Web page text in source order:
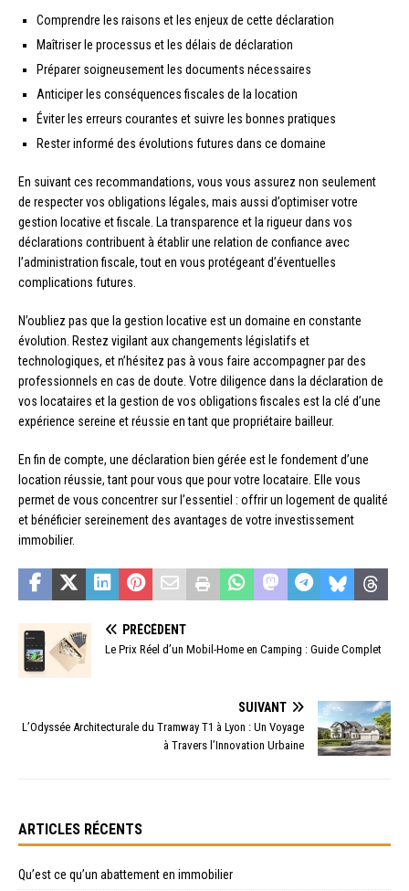
Comprendre les raisons et les enjeux de cette déclaration
Maîtriser le processus et les délais de déclaration
Préparer soigneusement les documents nécessaires
Anticiper les conséquences fiscales de la location
Éviter les erreurs courantes et suivre les bonnes pratiques
Rester informé des évolutions futures dans ce domaine
En suivant ces recommandations, vous vous assurez non seulement
de respecter vos obligations légales, mais aussi d’optimiser votre
gestion locative et fiscale. La transparence et la rigueur dans vos
déclarations contribuent à établir une relation de confiance avec
l’administration fiscale, tout en vous protégeant d’éventuelles
complications futures.
N’oubliez pas que la gestion locative est un domaine en constante
évolution. Restez vigilant aux changements législatifs et
technologiques, et n’hésitez pas à vous faire accompagner par des
professionnels en cas de doute. Votre diligence dans la déclaration de
vos locataires et la gestion de vos obligations fiscales est la clé d’une
expérience sereine et réussie en tant que propriétaire bailleur.
En fin de compte, une déclaration bien gérée est le fondement d’une
location réussie, tant pour vous que pour votre locataire. Elle vous
permet de vous concentrer sur l’essentiel : offrir un logement de qualité
et bénéficier sereinement des avantages de votre investissement
immobilier.
PRÉCÉDENT
Le Prix Réel d’un Mobil-Home en Camping : Guide Complet
SUIVANT
L’Odyssée Architecturale du Tramway T1 à Lyon : Un Voyage
à Travers l’Innovation Urbaine
ARTICLES RÉCENTS
Qu’est ce qu’un abattement en immobilier